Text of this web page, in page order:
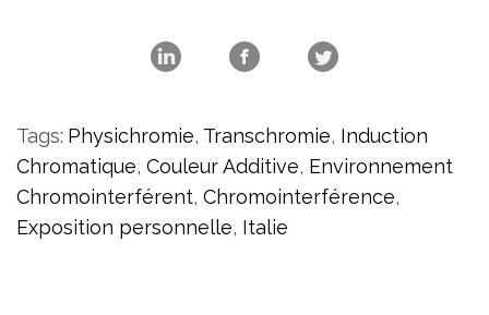
Tags: Physichromie, Transchromie, Induction
Chromatique,Couleur Additive, Environnement
Chromointerférent,Chromointerférence,
Exposition personnelle, Italie